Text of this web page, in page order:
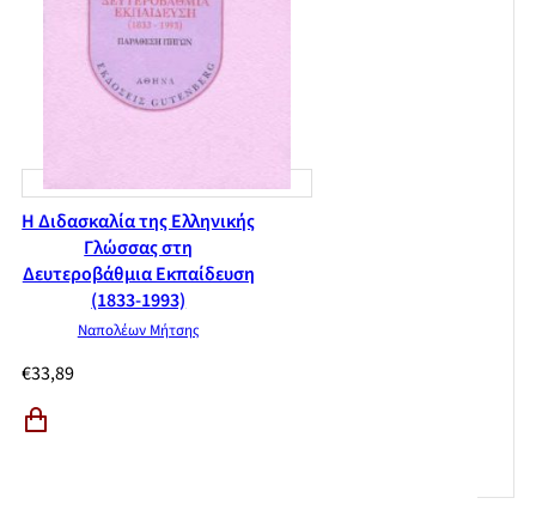
Η Διδασκαλία της Ελληνικής
Γλώσσας στη
Δευτεροβάθμια Εκπαίδευση
(1833-1993)
Ναπολέων Μήτσης
€33,89